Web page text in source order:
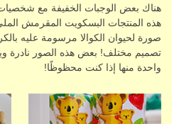
هناك بعض الوجبات الخفيفة مع
هذه المنتجات البسكويت المقرمش
تصميم مختلف! بعض هذه الصور نادرة
واحدة منها إذا كنت محظوظًا!